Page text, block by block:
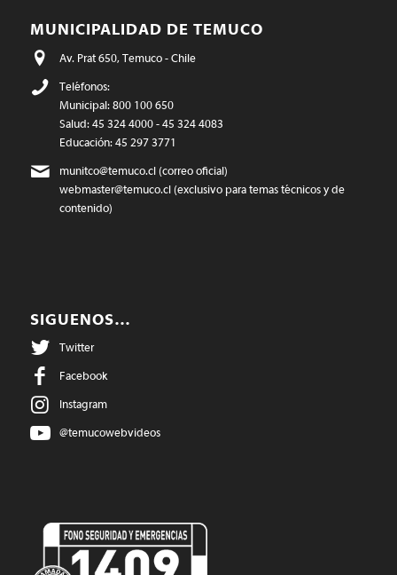
MUNICIPALIDAD DE TEMUCO
Av. Prat 650, Temuco - Chile
Teléfonos:
Municipal: 800 100 650
Salud: 45 324 4000 - 45 324 4083
Educación: 45 297 3771
munitco@temuco.cl(correo oficial)
webmaster@temuco.cl(exclusivo para temas técnicos y de
contenido)
SIGUENOS…
Twitter
Facebook
Instagram
@temucowebvideos